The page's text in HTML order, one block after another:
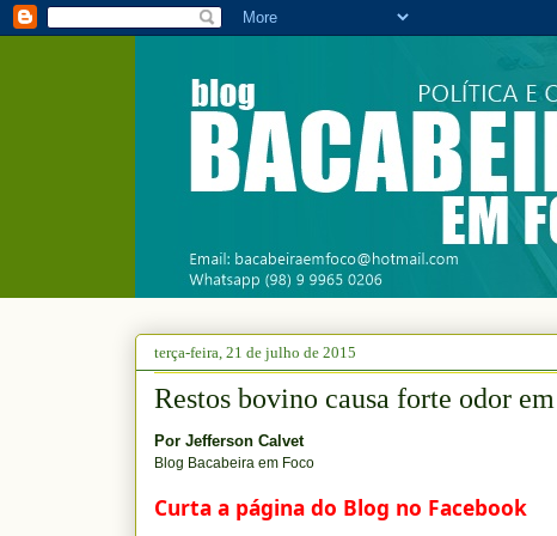
terça-feira, 21 de julho de 2015
Restos bovino causa forte odor
Por Jefferson Calvet
Blog Bacabeira em Foco
Curta a página do Blog no Facebook